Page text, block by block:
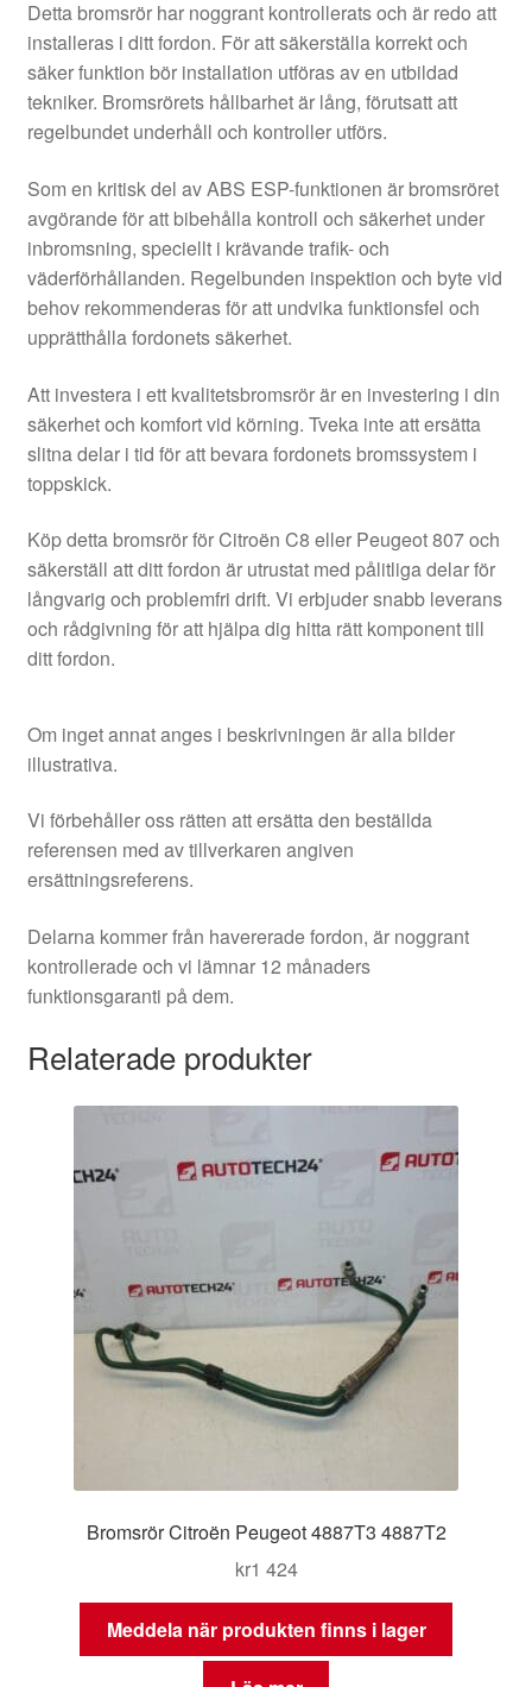
Detta bromsrör har noggrant kontrollerats och är redo att
installeras i ditt fordon. För att säkerställa korrekt och
säker funktion bör installation utföras av en utbildad
tekniker. Bromsrörets hållbarhet är lång, förutsatt att
regelbundet underhåll och kontroller utförs.
Som en kritisk del av ABS ESP-funktionen är bromsröret
avgörande för att bibehålla kontroll och säkerhet under
inbromsning, speciellt i krävande trafik- och
väderförhållanden. Regelbunden inspektion och byte vid
behov rekommenderas för att undvika funktionsfel och
upprätthålla fordonets säkerhet.
Att investera i ett kvalitetsbromsrör är en investering i din
säkerhet och komfort vid körning. Tveka inte att ersätta
slitna delar i tid för att bevara fordonets bromssystem i
toppskick.
Köp detta bromsrör för Citroën C8 eller Peugeot 807 och
säkerställ att ditt fordon är utrustat med pålitliga delar för
långvarig och problemfri drift. Vi erbjuder snabb leverans
och rådgivning för att hjälpa dig hitta rätt komponent till
ditt fordon.
Om inget annat anges i beskrivningen är alla bilder
illustrativa.
Vi förbehåller oss rätten att ersätta den beställda
referensen med av tillverkaren angiven
ersättningsreferens.
Delarna kommer från havererade fordon, är noggrant
kontrollerade och vi lämnar 12 månaders
funktionsgaranti på dem.
Relaterade produkter
Bromsrör Citroën Peugeot 4887T3 4887T2
kr1 424
Meddela när produkten finns i lager